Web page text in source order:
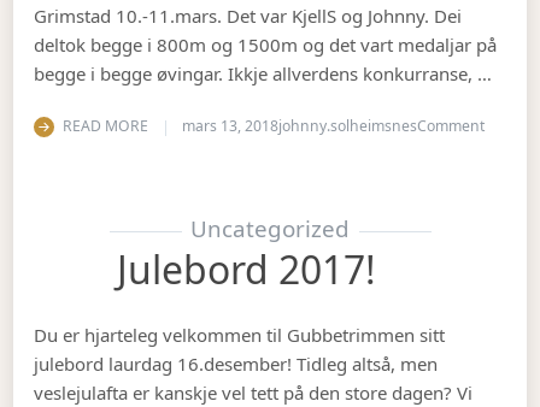
Grimstad 10.-11.mars. Det var KjellS og Johnny. Dei
deltok begge i 800m og 1500m og det vart medaljar på
begge i begge øvingar. Ikkje allverdens konkurranse, …
READ MORE mars 13, 2018johnny.solheimsnesCommenton
Uncategorized
Julebord 2017!
Du er hjarteleg velkommen til Gubbetrimmen sitt
julebord laurdag 16.desember! Tidleg altså, men
veslejulafta er kanskje vel tett på den store dagen? Vi